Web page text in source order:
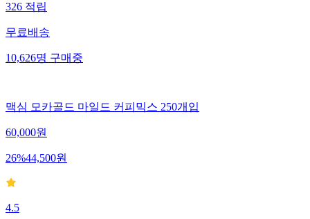
326적립
무료배송
10,626명구매중
맥심 모카골드 마일드 커피믹스 250개입
60,000원
26%44,500원
4.5